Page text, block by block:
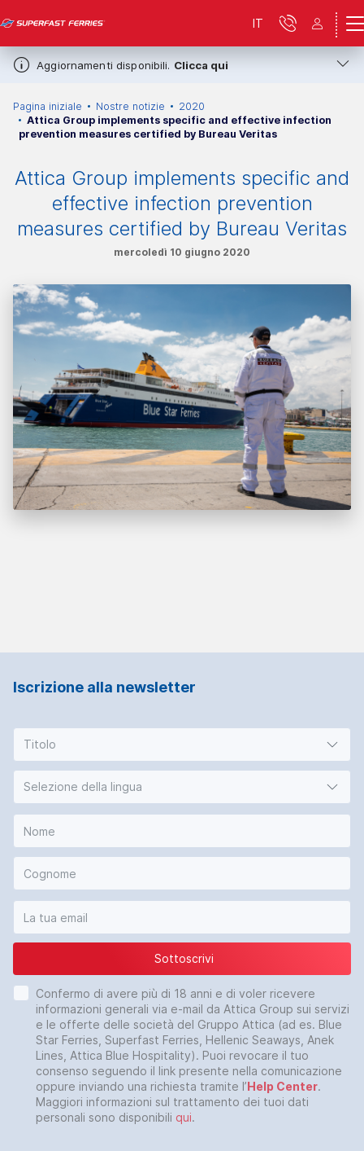
Aggiornamenti disponibili. Clicca qui
IT
Pagina iniziale Nostre notizie
2020
Attica Group implements specific and effective infection
prevention measures certified by Bureau Veritas
Attica Group implements specific and
effective infection prevention
measures certified by Bureau Veritas
mercoledì 10 giugno 2020
Iscrizione alla newsletter
Titolo
Selezione della lingua
Sottoscrivi
Confermo di avere più di 18 anni e di voler ricevere
informazioni generali via e-mail da Attica Group sui servizi
e le offerte delle società del Gruppo Attica (ad es. Blue
Star Ferries, Superfast Ferries, Hellenic Seaways, Anek
Lines, Attica Blue Hospitality). Puoi revocare il tuo
consenso seguendo il link presente nella comunicazione
oppure inviando una richiesta tramite l’Help Center.
Maggiori informazioni sul trattamento dei tuoi dati
personali sono disponibili qui.